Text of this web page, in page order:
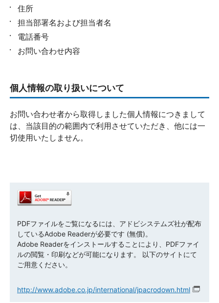
住所
担当部署名および担当者名
電話番号
お問い合わせ内容
個人情報の取り扱いについて
お問い合わせ者から取得しました個人情報につきまして
は、当該目的の範囲内で利用させていただき、他には一
切使用いたしません。
PDFファイルをご覧になるには、アドビシステムズ社が配布
しているAdobe Readerが必要です (無償)。
Adobe Readerをインストールすることにより、PDFファイ
ルの閲覧・印刷などが可能になります。 以下のサイトにて
ご用意ください。
http://www.adobe.co.jp/international/jpacrodown.html